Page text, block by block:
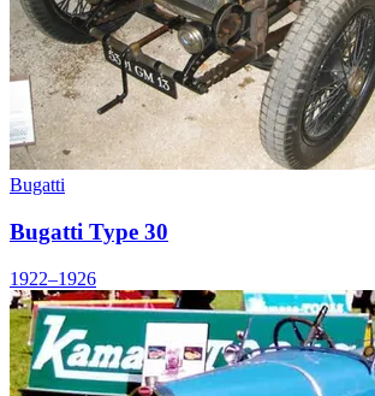
Bugatti
Bugatti Type 30
1922–1926